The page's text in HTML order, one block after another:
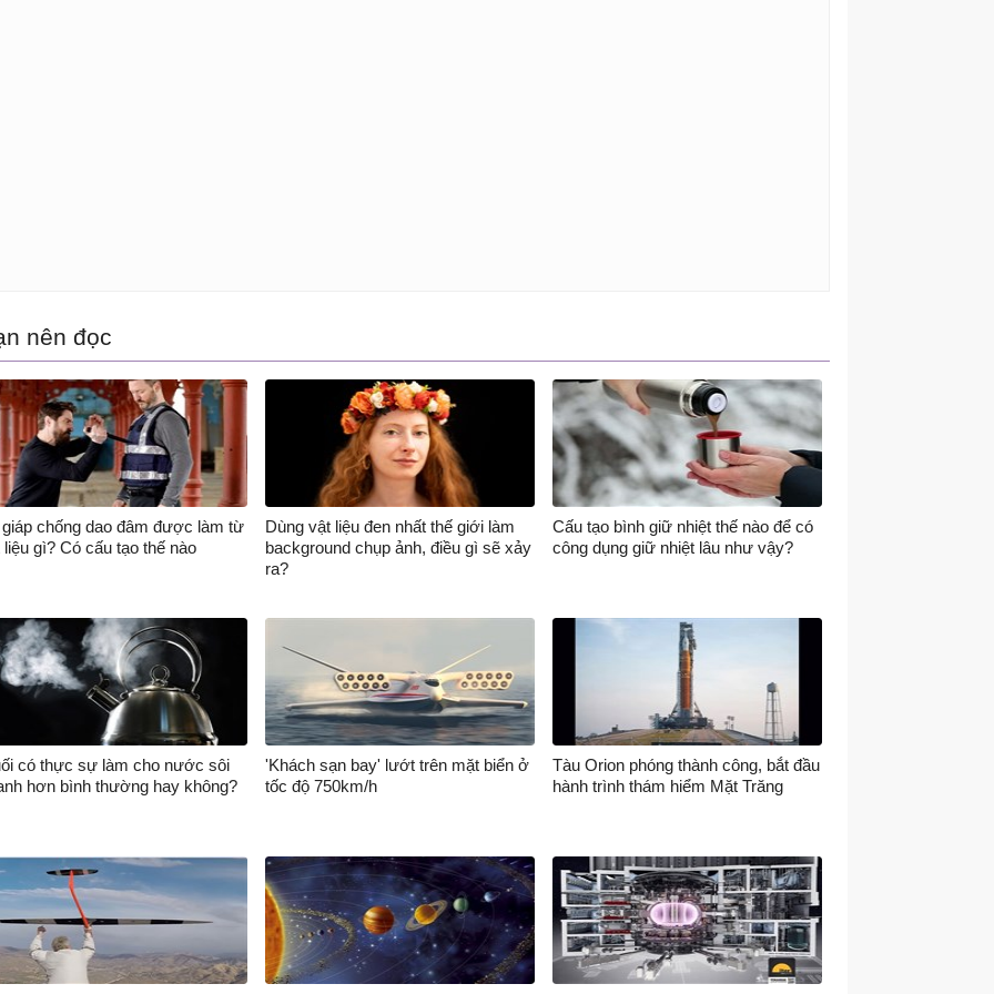
nên đọc
chống dao đâm được làm từ
liệu gì? Có cấu tạo thế nào
Dùng vật liệu đen nhất thế giới làm
background chụp ảnh, điều gì sẽ xảy
ra?
Cấu tạo bình giữ nhiệt thế nào để có
công dụng giữ nhiệt lâu như vậy?
có thực sự làm cho nước sôi
hơn bình thường hay không?
'Khách sạn bay' lướt trên mặt biển ở
tốc độ 750km/h
Tàu Orion phóng thành công, bắt đầu
hành trình thám hiểm Mặt Trăng